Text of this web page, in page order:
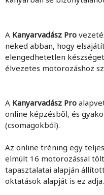
A Kanyarvadász Pro
neked abban, hogy
elengedhetetlen
élvezetes motorozáshoz
A Kanyarvadász Pro
online képzésből, és
(csomagokból).
Az online tréning egy
elmúlt 16 motorozással
tapasztalatai alapján
oktatások alapját is ez adja.